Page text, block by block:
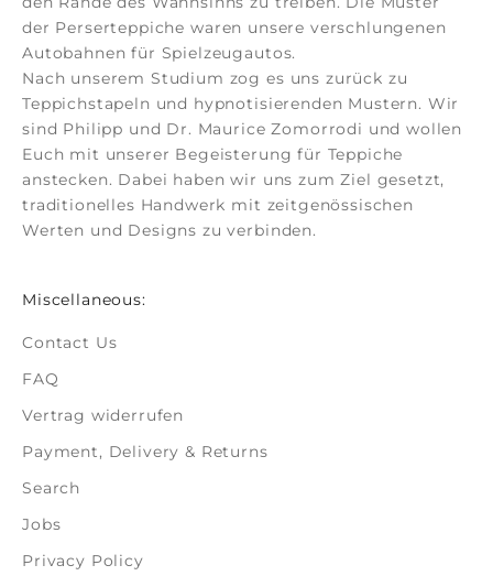
der Perserteppiche waren unsere verschlungenen
Autobahnen für Spielzeugautos.
Nach unserem Studium zog es uns zurück zu
Teppichstapeln und hypnotisierenden Mustern. Wir
sind Philipp und Dr. Maurice Zomorrodi und wollen
Euch mit unserer Begeisterung für Teppiche
anstecken. Dabei haben wir uns zum Ziel gesetzt,
traditionelles Handwerk mit zeitgenössischen
Werten und Designs zu verbinden.
Miscellaneous:
Contact Us
FAQ
Vertrag widerrufen
Payment, Delivery & Returns
Search
Jobs
Privacy Policy